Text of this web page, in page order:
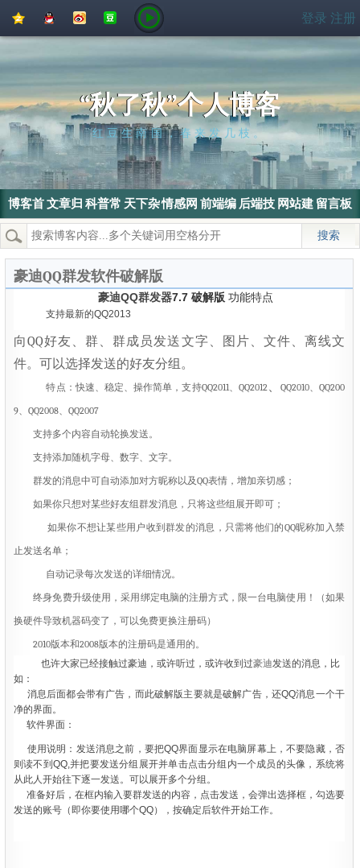
间
友
微
博
登录 注册
“秋了秋”个人博客
红豆生南国，春来发几枝。
博客首
页
文章归
档
科普常
识
天下杂
侃
情感网
文
前端编
程
后端技 网站建 留言板
热门搜索： wordpress 搜索引擎
豪迪QQ群发软件破解版
豪迪QQ群发器7.7 破解版 功能特点
支持最新的QQ2013
向QQ好友、群、群成员发送文字、图片、文件、离线文
件。可以选择发送的好友分组。
特点：快速、稳定、操作简单，支持QQ2011、QQ2012、 QQ2010、QQ200
9、QQ2008、QQ2007
支持多个内容自动轮换发送。
支持添加随机字母、数字、文字。
群发的消息中可自动添加对方昵称以及QQ表情，增加亲切感；
如果你只想对某些好友组群发消息，只将这些组展开即可；
如果你不想让某些用户收到群发的消息，只需将他们的QQ昵称加入禁
止发送名单；
自动记录每次发送的详细情况。
终身免费升级使用，采用绑定电脑的注册方式，限一台电脑使用！（如果
换硬件导致机器码变了，可以免费更换注册码）
2010版本和2008版本的注册码是通用的。
也许大家已经接触过豪迪，或许听过，或许收到过豪迪发送的消息，比
如：
消息后面都会带有广告，而此破解版主要就是破解广告，还QQ消息一个干
净的界面。
软件界面：
使用说明：发送消息之前，要把QQ界面显示在电脑屏幕上，不要隐藏，否
则读不到QQ,并把要发送分组展开并单击点击分组内一个成员的头像，系统将
从此人开始往下逐一发送。可以展开多个分组。
准备好后，在框内输入要群发送的内容，点击发送，会弹出选择框，勾选要
发送的账号（即你要使用哪个QQ），按确定后软件开始工作。